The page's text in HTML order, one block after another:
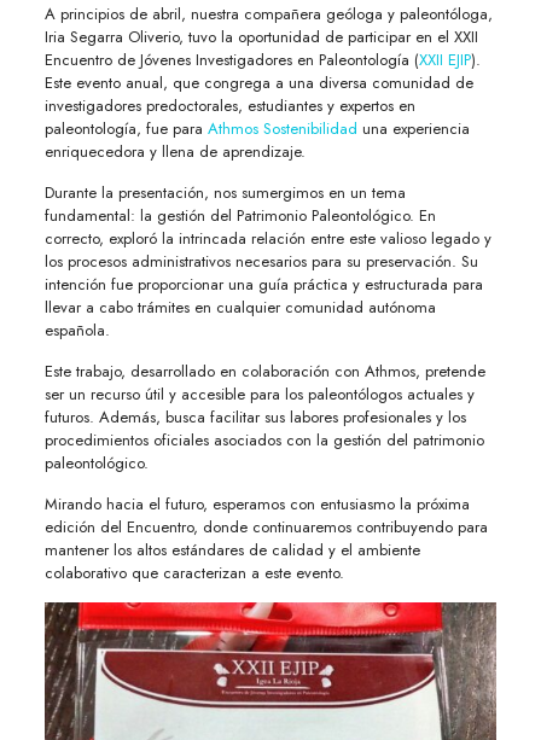
A principios de abril, nuestra compañera geóloga y paleontóloga,
Iria Segarra Oliverio, tuvo la oportunidad de participar en el XXII
Encuentro de Jóvenes Investigadores en Paleontología (XXII EJIP).
Este evento anual, que congrega a una diversa comunidad de
investigadores predoctorales, estudiantes y expertos en
paleontología, fue para Athmos Sostenibilidad una experiencia
enriquecedora y llena de aprendizaje.
Durante la presentación, nos sumergimos en un tema
fundamental: la gestión del Patrimonio Paleontológico. En
correcto, exploró la intrincada relación entre este valioso legado y
los procesos administrativos necesarios para su preservación. Su
intención fue proporcionar una guía práctica y estructurada para
llevar a cabo trámites en cualquier comunidad autónoma
española.
Este trabajo, desarrollado en colaboración con Athmos, pretende
ser un recurso útil y accesible para los paleontólogos actuales y
futuros. Además, busca facilitar sus labores profesionales y los
procedimientos oficiales asociados con la gestión del patrimonio
paleontológico.
Mirando hacia el futuro, esperamos con entusiasmo la próxima
edición del Encuentro, donde continuaremos contribuyendo para
mantener los altos estándares de calidad y el ambiente
colaborativo que caracterizan a este evento.